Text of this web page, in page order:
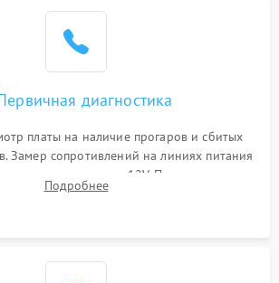
диагностика
платы на наличие прогаров и сбитых
Замер сопротивлений на линиях питания
разъемах 12V. Проверка на
основных дросселей питания GPU и
Подробнее